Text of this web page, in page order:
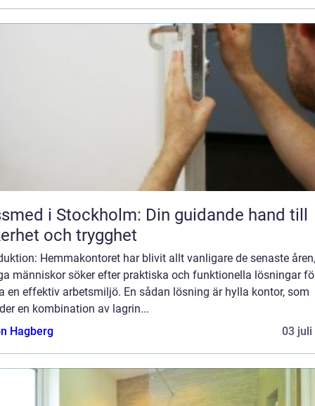
i Stockholm: Din guidande hand till
och trygghet
Hemmakontoret har blivit allt vanligare de senaste
människor söker efter praktiska och funktionella lösningar
en effektiv arbetsmiljö. En sådan lösning är hylla kontor, som
en kombination av lagrin...
Hagberg
03 juli